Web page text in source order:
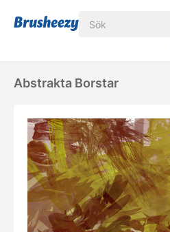
Abstrakta Borstar